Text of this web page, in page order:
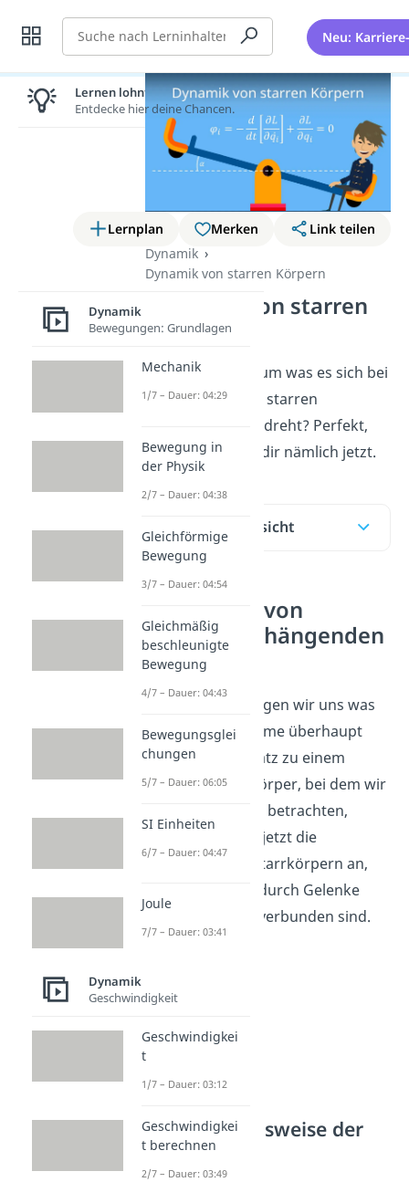
Suche Neu:
Lernplan Merken
Link teilen
Dynamik
Dynamik von starren Körpern
Dynamik von starren
Körpern
Willst du wissen um was es sich bei
der Dynamik von starren
Körpersystemen dreht? Perfekt,
das erklären wir dir nämlich jetzt.
Inhaltsübersicht
Bewegung von
Zusammenhängenden
Körpern
Zu Beginn überlegen wir uns was
Starrkörpersysteme überhaupt
sind: Im Gegensatz zu einem
einzelnen Starrkörper, bei dem wir
nur einen Körper betrachten,
schauen wir uns jetzt die
Bewegung von Starrkörpern an,
die miteinander durch Gelenke
oder Ähnlichem verbunden sind.
Betrachtungsweise der
Körper
Lernen lohnt sich!
Entdecke hier deine Chancen.
Dynamik
Bewegungen: Grundlagen
Mechanik
1/7 – Dauer: 04:29
Bewegung in
der Physik
2/7 – Dauer: 04:38
Gleichförmige
Bewegung
3/7 – Dauer: 04:54
Gleichmäßig
beschleunigte
Bewegung
4/7 – Dauer: 04:43
Bewegungsglei
chungen
5/7 – Dauer: 06:05
SI Einheiten
6/7 – Dauer: 04:47
Joule
7/7 – Dauer: 03:41
Dynamik
Geschwindigkeit
Geschwindigkei
t
1/7 – Dauer: 03:12
Geschwindigkei
t berechnen
2/7 – Dauer: 03:49